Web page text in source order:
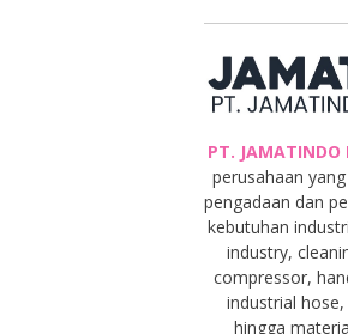
PT. JAMATINDO
perusahaan
pengadaan dan
kebutuhan
industry,
compressor,
industrial
hingga